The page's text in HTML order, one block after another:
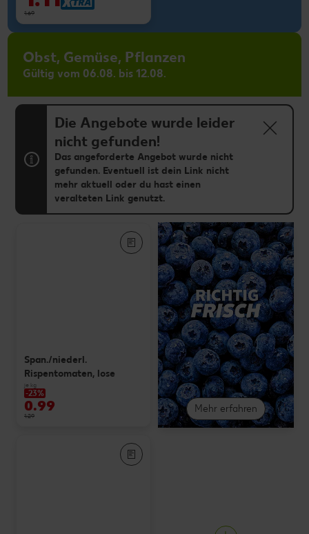
1.69
Obst, Gemüse, Pflanzen
Gültig vom 06.08. bis 12.08.
Die Angebote wurde leider
nicht gefunden!
Das angeforderte Angebot wurde nicht
gefunden. Eventuell ist dein Link nicht
mehr aktuell oder du hast einen
veralteten Link genutzt.
Mehr erfahren
Span./niederl.
Rispentomaten, lose
je kg
-23%
0.99
1.29